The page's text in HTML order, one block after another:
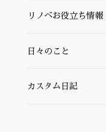
リノベお役立ち情報
日々のこと
カスタム日記